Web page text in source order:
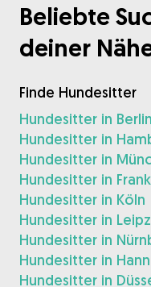
Beliebte
deiner
Finde Hundesitter
Hundesitter in Berlin
Hundesitter in
Hundesitter in
Hundesitter in
Hundesitter in Köln
Hundesitter in
Hundesitter in
Hundesitter in
Hundesitter in